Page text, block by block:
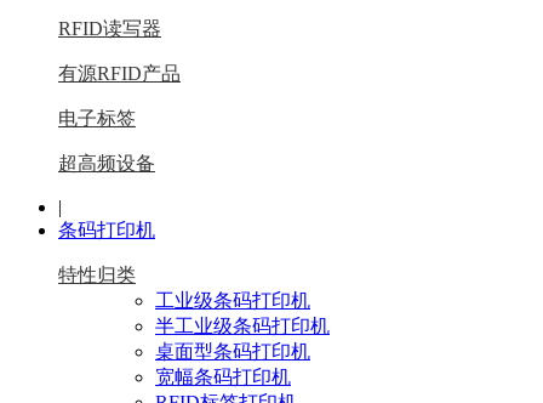
RFID读写器
有源RFID产品
电子标签
超高频设备
|
条码打印机
特性归类
工业级条码打印机
半工业级条码打印机
桌面型条码打印机
宽幅条码打印机